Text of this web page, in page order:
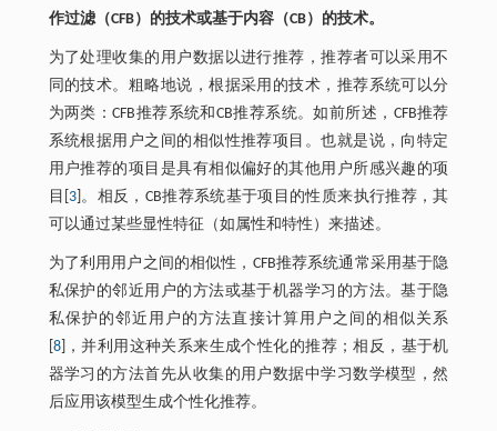
作过滤（CFB）的技术或基于内容（CB）的技术。
为了处理收集的用户数据以进行推荐，推荐者可以采用不
同的技术。粗略地说，根据采用的技术，推荐系统可以分
为两类：CFB推荐系统和CB推荐系统。如前所述，CFB推荐
系统根据用户之间的相似性推荐项目。也就是说，向特定
用户推荐的项目是具有相似偏好的其他用户所感兴趣的项
目[ 3]。相反，CB推荐系统基于项目的性质来执行推荐，其
可以通过某些显性特征（如属性和特性）来描述。
为了利用用户之间的相似性，CFB推荐系统通常采用基于隐
私保护的邻近用户的方法或基于机器学习的方法。基于隐
私保护的邻近用户的方法直接计算用户之间的相似关系
8]，并利用这种关系来生成个性化的推荐；相反，基于机
器学习的方法首先从收集的用户数据中学习数学模型，然
后应用该模型生成个性化推荐。